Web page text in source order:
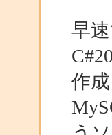
早
作